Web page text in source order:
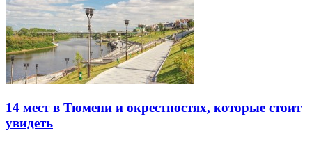
14 мест в Тюмени и окрестностях, которые стоит
увидеть